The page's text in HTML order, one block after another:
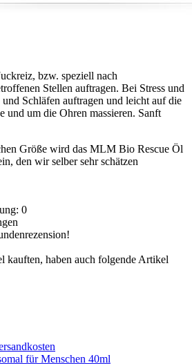
bzw. speziell nach
Stellen auftragen. Bei Stress und
Schläfen auftragen und leicht auf die
und um die Ohren massieren. Sanft
Größe wird das MLM Bio Rescue Öl
den wir selber sehr schätzen
0
kauften, haben auch folgende Artikel